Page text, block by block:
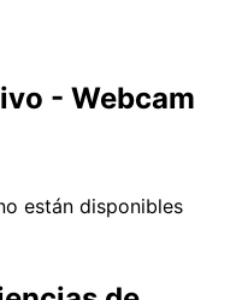
- Webcam
están disponibles